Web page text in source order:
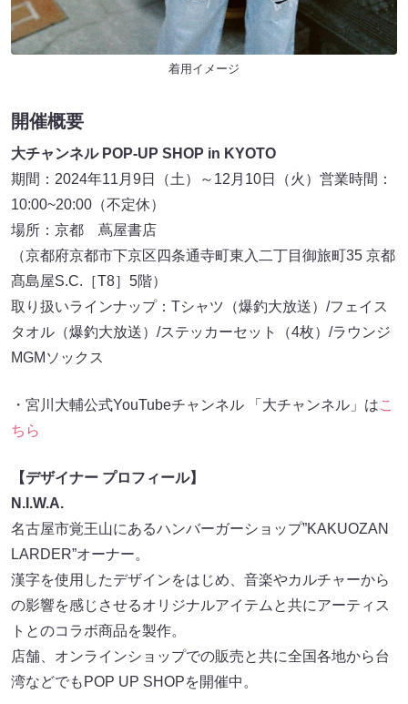
着用イメージ
開催概要
大チャンネル POP‐UP SHOP in KYOTO
期間：2024年11月9日（土）～12月10日（火）営業時間：
10:00~20:00（不定休）
場所：京都 蔦屋書店
（京都府京都市下京区四条通寺町東入二丁目御旅町35 京都
髙島屋S.C.［T8］5階）
取り扱いラインナップ：Tシャツ（爆釣大放送）/フェイス
タオル（爆釣大放送）/ステッカーセット（4枚）/ラウンジ
MGMソックス
・宮川大輔公式YouTubeチャンネル 「大チャンネル」はこ
ちら
【デザイナー プロフィール】
N.I.W.A.
名古屋市覚王山にあるハンバーガーショップ”KAKUOZAN
LARDER”オーナー。
漢字を使用したデザインをはじめ、音楽やカルチャーから
の影響を感じさせるオリジナルアイテムと共にアーティス
トとのコラボ商品を製作。
店舗、オンラインショップでの販売と共に全国各地から台
湾などでもPOP UP SHOPを開催中。